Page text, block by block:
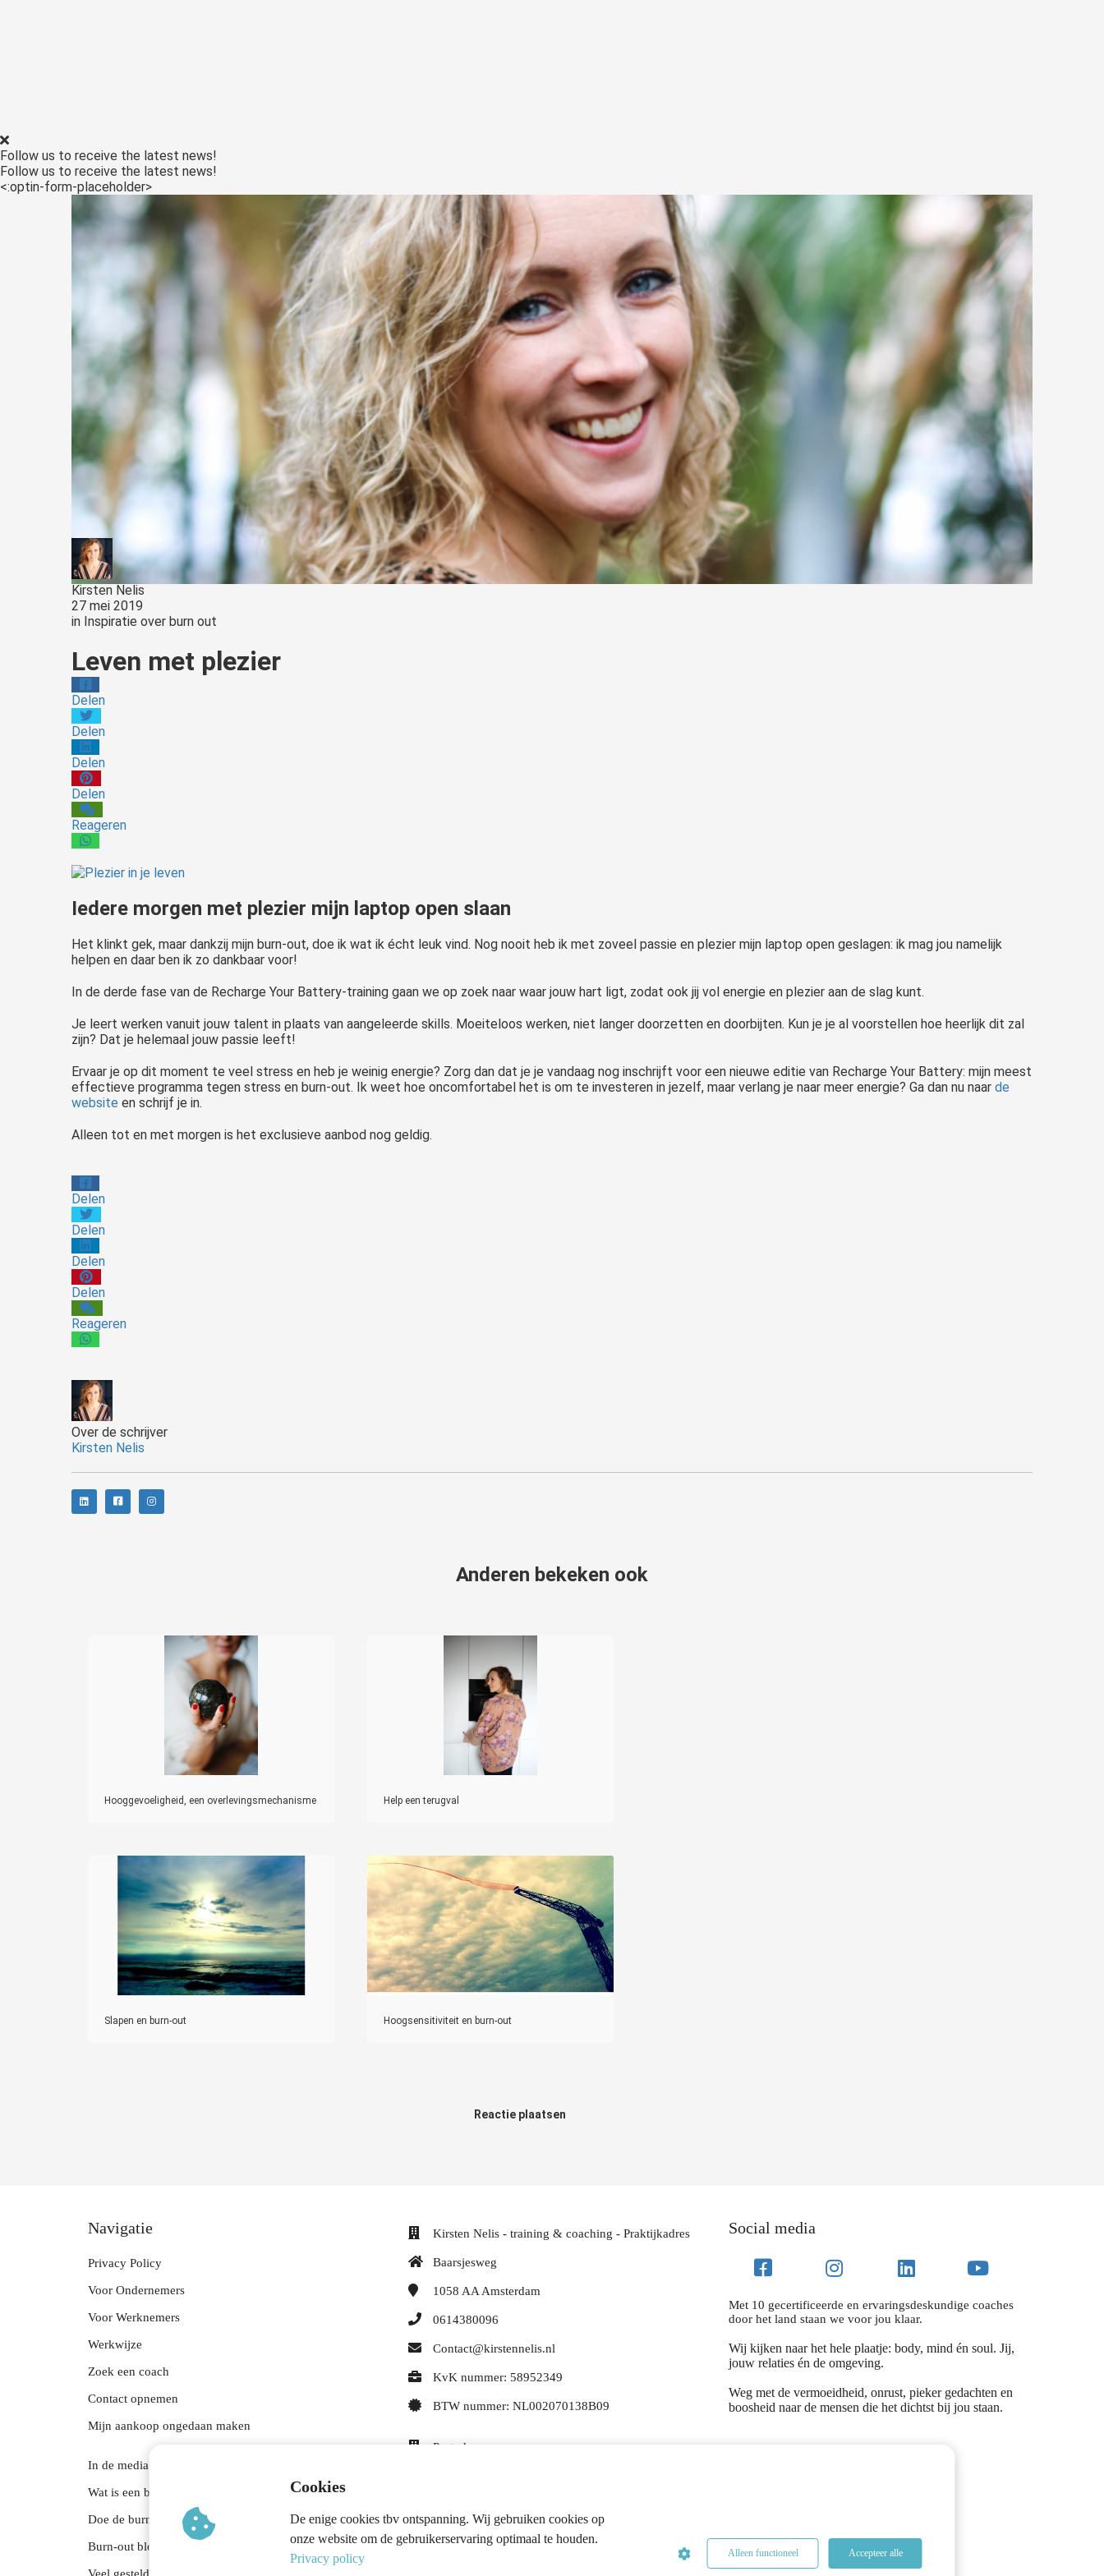
Follow us to receive the latest news!
Follow us to receive the latest news!
<:optin-form-placeholder>
Kirsten Nelis
27 mei 2019
in Inspiratie over burn out
Leven met plezier
Delen
Delen
Delen
Delen
Reageren
Iedere morgen met plezier mijn laptop open slaan
Het klinkt gek, maar dankzij mijn burn-out, doe ik wat ik écht leuk vind. Nog nooit heb ik met zoveel passie en plezier mijn laptop open geslagen: ik mag jou namelijk
helpen en daar ben ik zo dankbaar voor!
In de derde fase van de Recharge Your Battery-training gaan we op zoek naar waar jouw hart ligt, zodat ook jij vol energie en plezier aan de slag kunt.
Je leert werken vanuit jouw talent in plaats van aangeleerde skills. Moeiteloos werken, niet langer doorzetten en doorbijten. Kun je je al voorstellen hoe heerlijk dit zal
zijn? Dat je helemaal jouw passie leeft!
Ervaar je op dit moment te veel stress en heb je weinig energie? Zorg dan dat je je vandaag nog inschrijft voor een nieuwe editie van Recharge Your Battery: mijn meest
effectieve programma tegen stress en burn-out. Ik weet hoe oncomfortabel het is om te investeren in jezelf, maar verlang je naar meer energie? Ga dan nu naar de
website en schrijf je in.
Alleen tot en met morgen is het exclusieve aanbod nog geldig.
Delen
Delen
Delen
Delen
Reageren
Over de schrijver
Kirsten Nelis
Anderen bekeken ook
Hooggevoeligheid, een overlevingsmechanisme Help een terugval
Slapen en burn-out Hoogsensitiviteit en burn-out
Reactie plaatsen
Navigatie
Privacy Policy
Voor Ondernemers
Voor Werknemers
Werkwijze
Zoek een coach
Contact opnemen
Mijn aankoop ongedaan maken
In de media
Wat is een burn-out
Doe de burn-out test
Burn-out blogs
Kirsten Nelis - training & coaching - Praktijkadres
Baarsjesweg
1058 AA Amsterdam
0614380096
Contact@kirstennelis.nl
KvK nummer: 58952349
BTW nummer: NL002070138B09
Postadres
0614380096
Social media
Met 10 gecertificeerde en ervaringsdeskundige coaches
door het land staan we voor jou klaar.
Wij kijken naar het hele plaatje: body, mind én soul. Jij,
jouw relaties én de omgeving.
Weg met de vermoeidheid, onrust, pieker gedachten en
boosheid naar de mensen die het dichtst bij jou staan.
Cookies
De enige cookies tbv ontspanning. Wij gebruiken cookies op
onze website om de gebruikerservaring optimaal te houden.
Privacy policy
Alleen functioneel Accepteer alle